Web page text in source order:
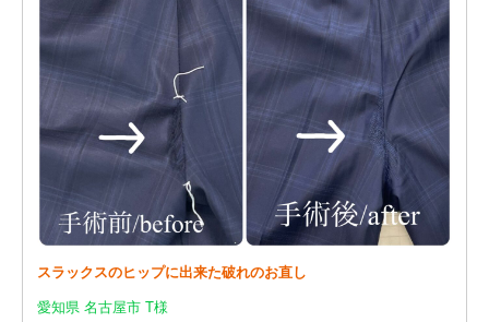
スラックスのヒップに出来た破れのお直し
愛知県 名古屋市 T様